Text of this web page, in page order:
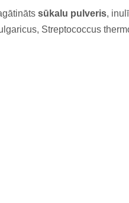
sūkalu pulveris,
Streptococcus